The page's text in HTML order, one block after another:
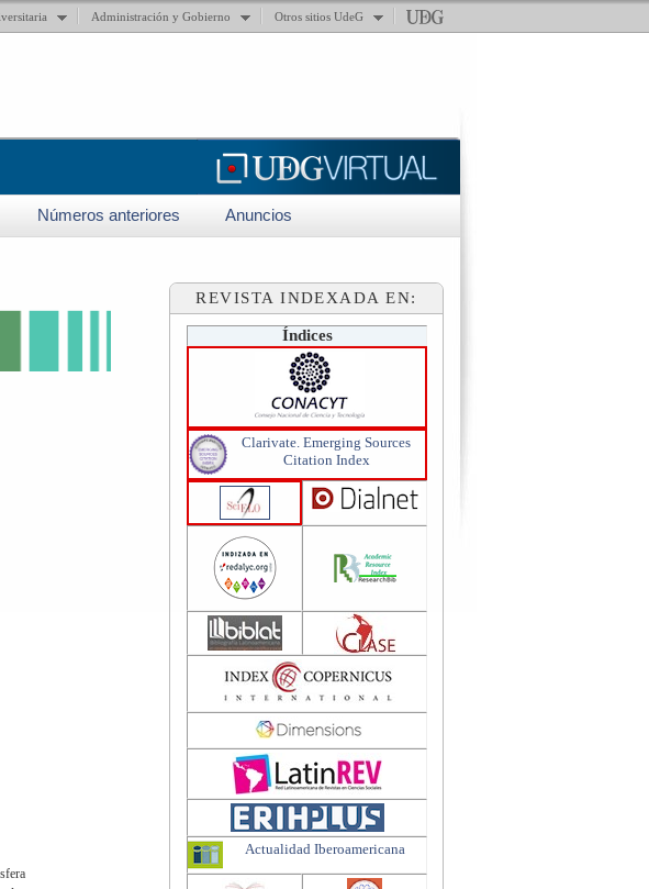
Administración y Gobierno Otros sitios UdeG
REVISTA INDEXADA EN:
Índices
Clarivate. Emerging Sources
Citation Index
Actualidad Iberoamericana
Números anteriores Anuncios